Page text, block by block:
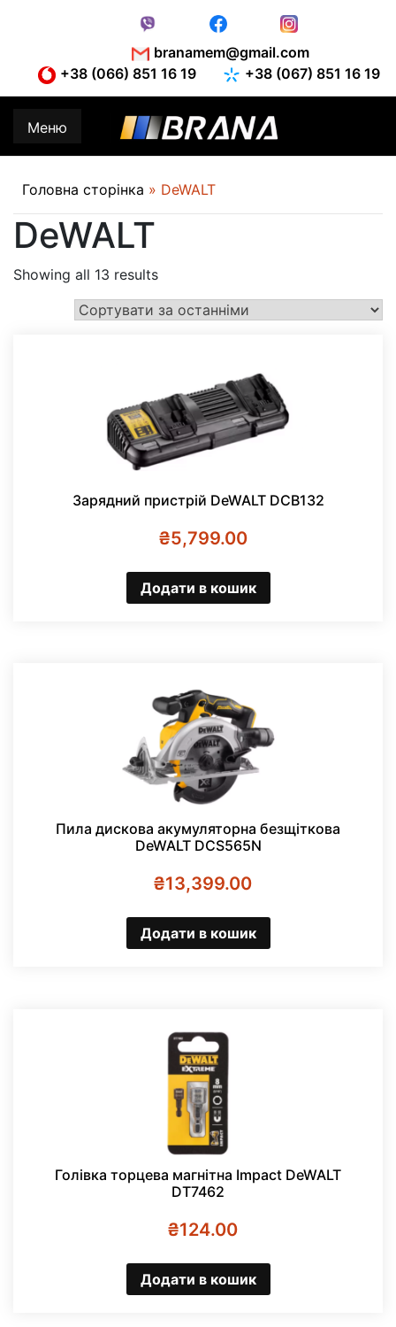
+38 (066) 851 16 19
+38 (067) 851 16 19
branamem@gmail.com
Меню
Головна сторінка » DeWALT
DeWALT
Showing all 13 results
Зарядний пристрій DeWALT DCB132
₴5,799.00
Додати в кошик
Пила дискова акумуляторна безщіткова
DeWALT DCS565N
₴13,399.00
Додати в кошик
Голівка торцева магнітна Impact DeWALT
DT7462
₴124.00
Додати в кошик